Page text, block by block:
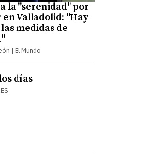
la "serenidad" por
Valladolid: "Hay
medidas de
| El Mundo
días